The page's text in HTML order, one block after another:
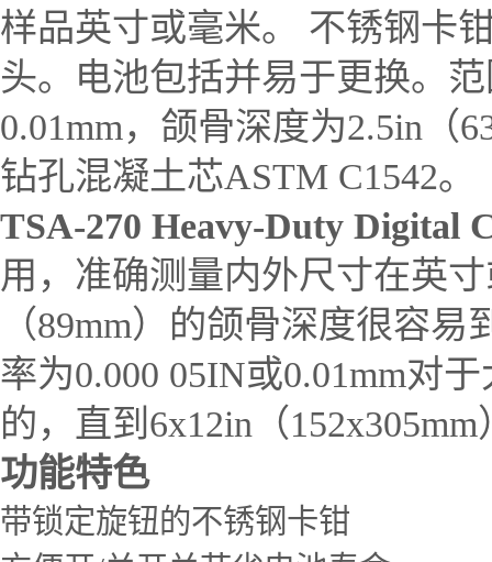
样品英寸或毫米。 不锈钢卡
头。电池包括并易于更换。
0.01mm，颌骨深度为2.5in（
钻孔混凝土芯ASTM C1542。
TSA-270 Heavy-Duty Digital
用，准确测量内外尺寸在英
（89mm）的颌骨深度很容
率为0.000 05IN或0.01mm对
的，直到6x12in（
功能特色
带锁定旋钮的不锈钢卡钳